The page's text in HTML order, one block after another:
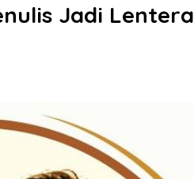
Jadi Lentera